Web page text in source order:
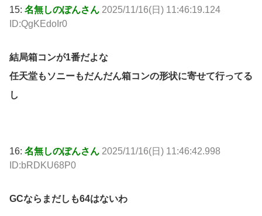
15: 名無しのぽんさん 2025/11/16(日) 11:46:19.124
ID:QgKEdoIr0
結局箱コンが1番だよな
任天堂もソニーもだんだん箱コンの形状に寄せて行ってる
し
16: 名無しのぽんさん 2025/11/16(日) 11:46:42.998
ID:bRDKU68P0
GCならまだしも64はないわ